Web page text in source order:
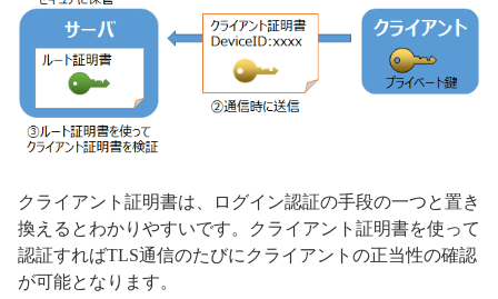
クライアント証明書は、ログイン認証の手段の一つと置き
換えるとわかりやすいです。クライアント証明書を使って
認証すればTLS通信のたびにクライアントの正当性の確認
が可能となります。